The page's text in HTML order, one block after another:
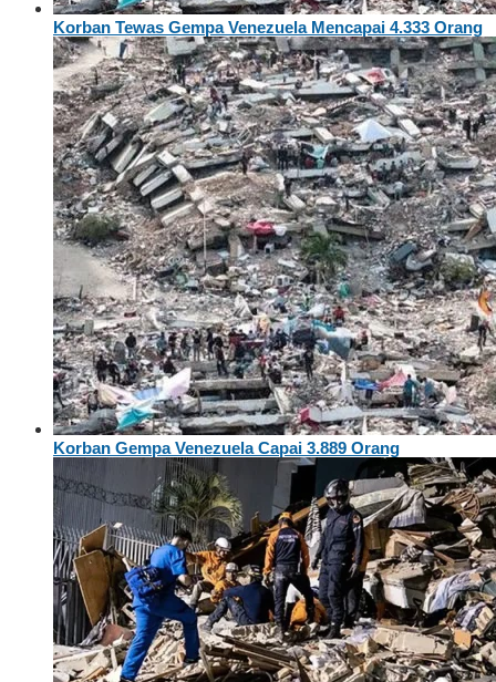
Korban Tewas Gempa Venezuela Mencapai 4.333 Orang
Korban Gempa Venezuela Capai 3.889 Orang